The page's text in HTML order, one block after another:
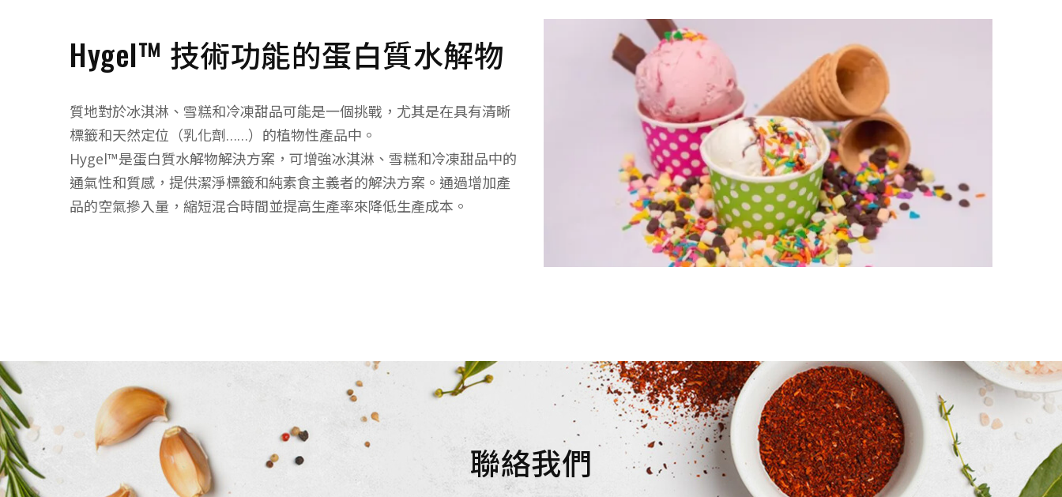
Hygel™ 技術功能的蛋白質水解物
質地對於冰淇淋、雪糕和冷凍甜品可能是一個挑戰，尤其是在具有清晰
標籤和天然定位（乳化劑……）的植物性產品中。
Hygel™是蛋白質水解物解決方案，可增強冰淇淋、雪糕和冷凍甜品中的
通氣性和質感，提供潔淨標籤和純素食主義者的解決方案。通過增加產
品的空氣摻入量，縮短混合時間並提高生產率來降低生產成本。
聯絡我們